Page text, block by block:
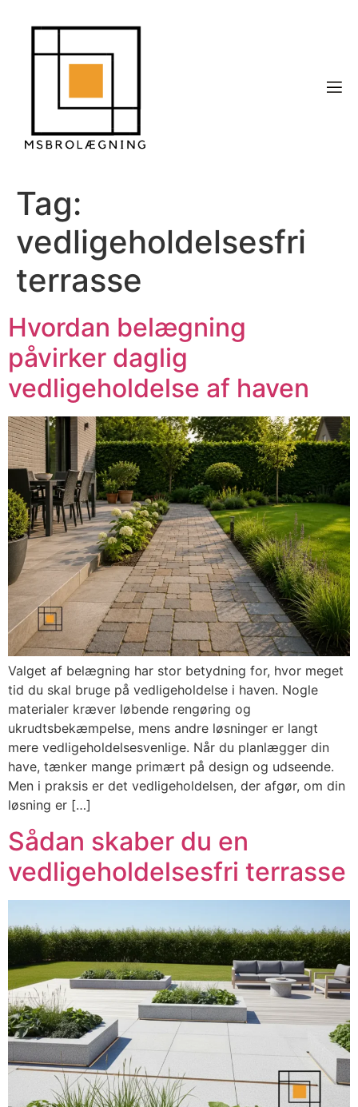
Tag:
vedligeholdelsesfri
terrasse
Hvordan belægning
påvirker daglig
vedligeholdelse af haven
Valget af belægning har stor betydning for, hvor meget
tid du skal bruge på vedligeholdelse i haven. Nogle
materialer kræver løbende rengøring og
ukrudtsbekæmpelse, mens andre løsninger er langt
mere vedligeholdelsesvenlige. Når du planlægger din
have, tænker mange primært på design og udseende.
Men i praksis er det vedligeholdelsen, der afgør, om din
løsning er […]
Sådan skaber du en
vedligeholdelsesfri terrasse